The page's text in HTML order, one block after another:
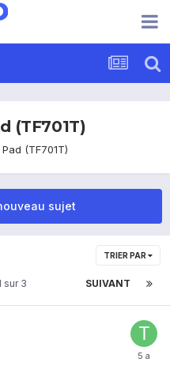
(TF701T)
(TF701T)
sujet
TRIER PAR
SUIVANT
sur 3